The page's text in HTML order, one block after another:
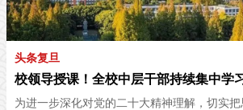
头条复旦
校领导授课！全校中层干部持续集中学
为进一步深化对党的二十大精神理解，切实